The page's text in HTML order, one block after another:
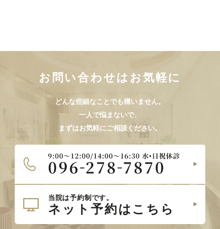
お問い合わせはお気軽に
どんな些細なことでも構いません。
一人で悩まないで、
まずはお気軽にご相談ください。